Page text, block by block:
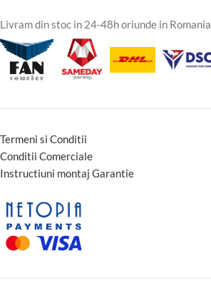
Livram din stoc in 24-48h oriunde in Romania
Termeni si Conditii
Conditii Comerciale
Instructiuni montaj Garantie